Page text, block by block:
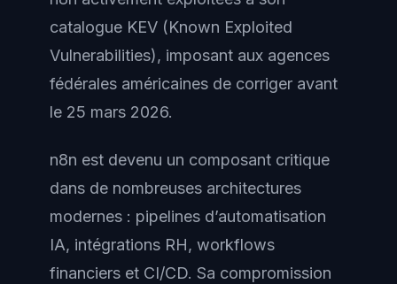
catalogue KEV (Known Exploited
Vulnerabilities), imposant aux agences
fédérales américaines de corriger avant
le 25 mars 2026.
n8n est devenu un composant critique
dans de nombreuses architectures
modernes : pipelines d’automatisation
IA, intégrations RH, workflows
financiers et CI/CD. Sa compromission